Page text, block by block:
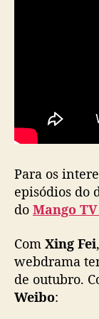
Para os
episódios do
do Mango
Com Xing Fei,
webdrama
de outubro.
Weibo: